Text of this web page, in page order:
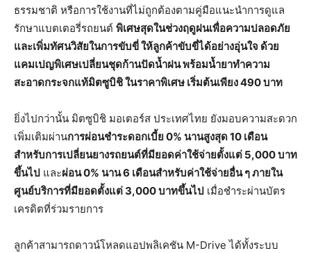
ธรรมชาติ หรือการใช้งานที่ไม่ถูกต้องตามคู่มือแนะนำการดูแล
รักษาแบตเตอรี่รถยนต์ พิเศษสุดในช่วงฤดูฝนเพื่อความปลอดภัย
และเพิ่มทัศนวิสัยในการขับขี่ ให้ลูกค้าขับขี่ได้อย่างอุ่นใจ ด้วย
แคมเปญพิเศษเปลี่ยนชุดก้านปัดน้ำฝน พร้อมน้ำยาทำความ
สะอาดกระจกแท้มิตซูบิชิ ในราคาพิเศษ เริ่มต้นเพียง 490 บาท
ยิ่งไปกว่านั้น มิตซูบิชิ มอเตอร์ส ประเทศไทย ยังมอบความสะดวก
เพิ่มเติมผ่านการผ่อนชำระดอกเบี้ย0% นานสูงสุด 10 เดือน
สำหรับการเปลี่ยนยางรถยนต์ที่มียอดค่าใช้จ่ายตั้งแต่ 5,000 บาท
ขึ้นไป และผ่อน0% นาน 6 เดือนสำหรับค่าใช้จ่ายอื่น ๆ ภายใน
ศูนย์บริการที่มียอดตั้งแต่ 3,000 บาทขึ้นไป เมื่อชำระผ่านบัตร
เครดิตที่ร่วมรายการ
ลูกค้าสามารถดาวน์โหลดแอปพลิเคชัน M-Drive ได้ทั้งระบบ